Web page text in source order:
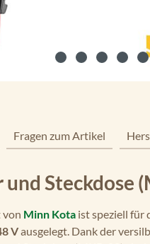
Fragen zum Artikel
Steckdose
von Minn Kota ist speziell für
Vausgelegt. Dank der